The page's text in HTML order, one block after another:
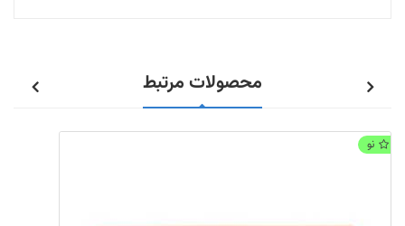
محصولات مرتبط
نو